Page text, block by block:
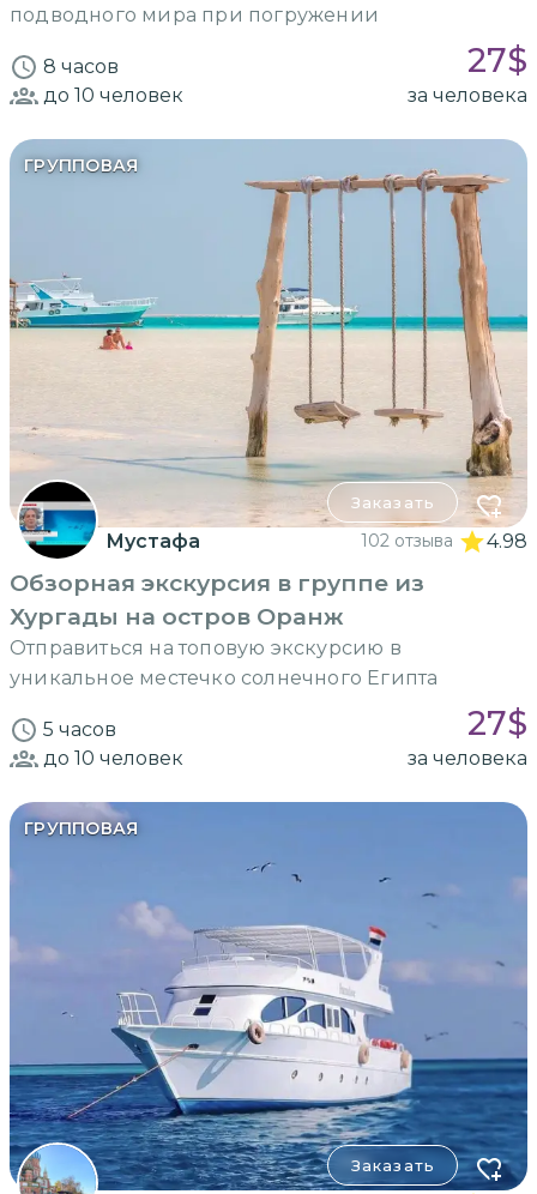
подводного мира при погружении
8 часов 27$
до 10 человек за человека
ГРУППОВАЯ
Заказать
Мустафа 102 отзыва 4.98
Обзорная экскурсия в группе из
Хургады на остров Оранж
Отправиться на топовую экскурсию в
уникальное местечко солнечного Египта
5 часов 27$
до 10 человек за человека
ГРУППОВАЯ
Заказать